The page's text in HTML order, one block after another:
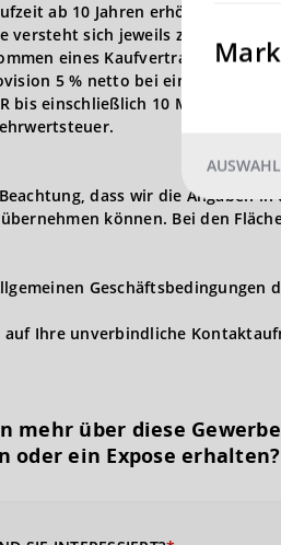
ab 10 Jahren erhöht sich die
versteht sich jeweils zzgl. der
eines
5 % netto bei einem
bis einschließlich 10 Mio. EUR
dass wir die Angaben
können. Bei den
Geschäftsbedingungen
auf Ihre unverbindliche
mehr über diese
oder ein Expose erhalten?